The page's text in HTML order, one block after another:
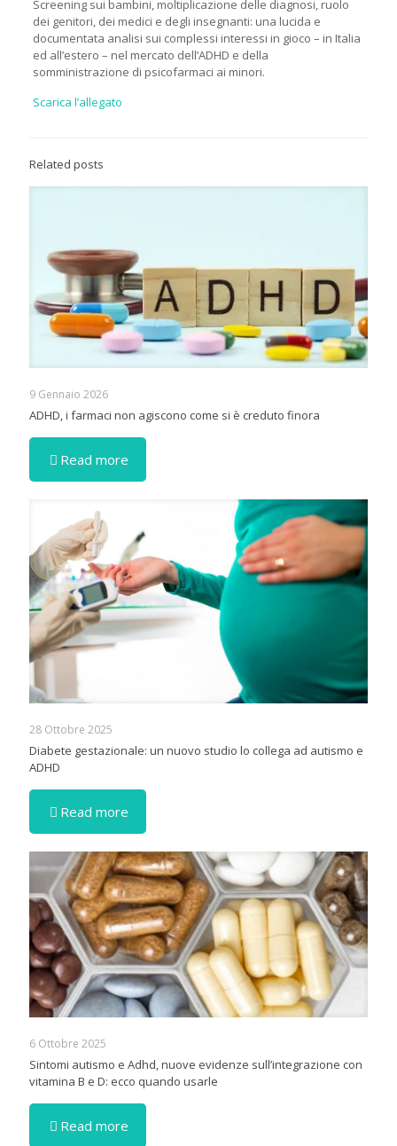
Screening sui bambini, moltiplicazione delle diagnosi, ruolo
dei genitori, dei medici e degli insegnanti: una lucida e
documentata analisi sui complessi interessi in gioco – in Italia
ed all’estero – nel mercato dell’ADHD e della
somministrazione di psicofarmaci ai minori.
Scarica l’allegato
Related posts
9 Gennaio 2026
ADHD, i farmaci non agiscono come si è creduto finora
Read more
28 Ottobre 2025
Diabete gestazionale: un nuovo studio lo collega ad autismo e
ADHD
Read more
6 Ottobre 2025
Sintomi autismo e Adhd, nuove evidenze sull’integrazione con
vitamina B e D: ecco quando usarle
Read more